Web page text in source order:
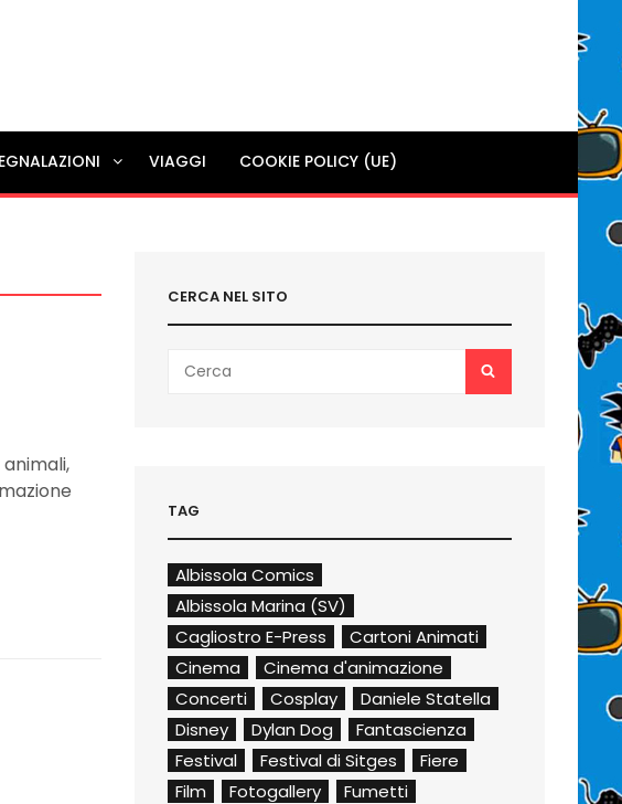
VIAGGI COOKIE POLICY (UE)
CERCA NEL SITO
for:
TAG
Albissola Comics
Albissola Marina (SV)
Cagliostro E-Press
Cartoni Animati
Cinema
Cinema d'animazione
Concerti
Cosplay
Daniele Statella
Disney
Dylan Dog
Fantascienza
Festival
Festival di Sitges
Fiere
Film
Fotogallery
Fumetti